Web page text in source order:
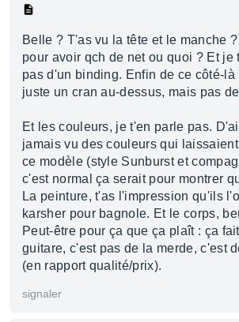
Belle ? T'as vu la tête et le manche
pour avoir qch de net ou quoi ? Et je
pas d'un binding. Enfin de ce côté-là
juste un cran au-dessus, mais pas
Et les couleurs, je t'en parle pas.
jamais vu des couleurs qui
ce modèle (style Sunburst et
c'est normal ça serait pour montrer
La peinture, t'as l'impression qu'ils
karsher pour bagnole. Et le corps,
Peut-être pour ça que ça plaît : ça
guitare, c'est pas de la merde, c'est
(en rapport qualité/prix).
signaler